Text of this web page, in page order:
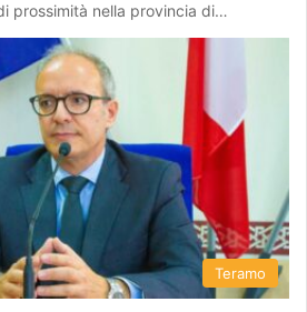
prossimità nella provincia di…
Teramo